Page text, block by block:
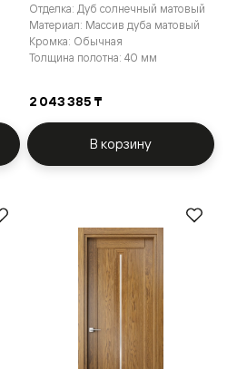
Отделка: Дуб солнечный матовый
Материал: Массив дуба матовый
Кромка: Обычная
Толщина полотна: 40 мм
2 043 385 ₸
В корзину